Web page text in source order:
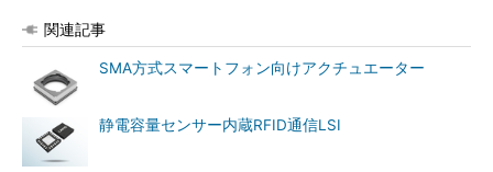
関連記事
SMA方式スマートフォン向けアクチュエーター
静電容量センサー内蔵RFID通信LSI